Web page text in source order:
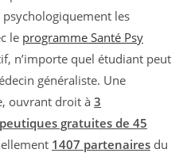
les
le programme Santé Psy
n’importe quel étudiant peut
généraliste. Une
ouvrant droit à 3
gratuites de 45
1407 partenaires du